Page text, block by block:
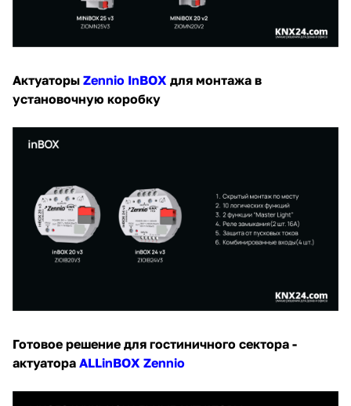
Актуаторы Zennio InBOX для монтажа в
установочную коробку
Готовое решение для гостиничного сектора -
актуатора ALLinBOX Zennio